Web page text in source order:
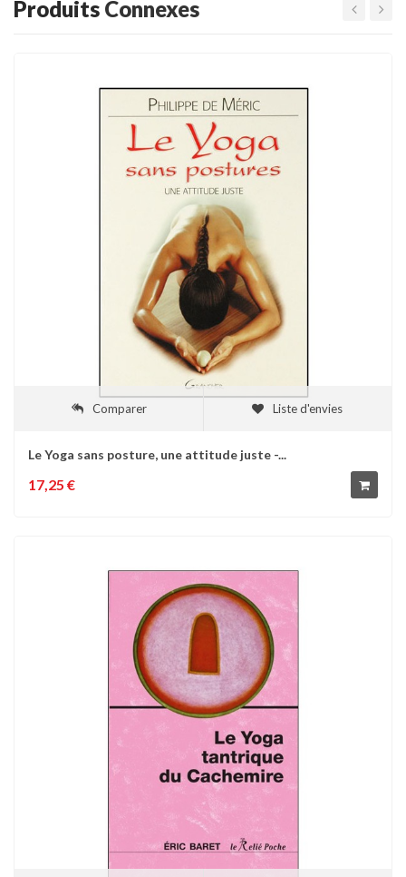
Produits Connexes
Comparer Liste d'envies
Le Yoga sans posture, une attitude juste -...
17,25 €